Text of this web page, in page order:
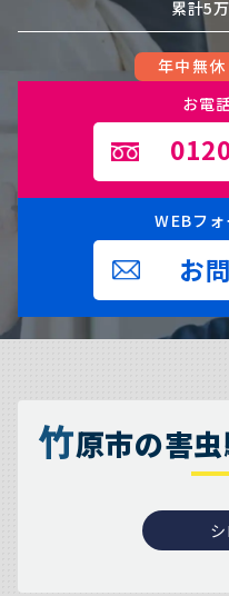
累計5
年中無休
お電
WEBフ
お
竹原市の害